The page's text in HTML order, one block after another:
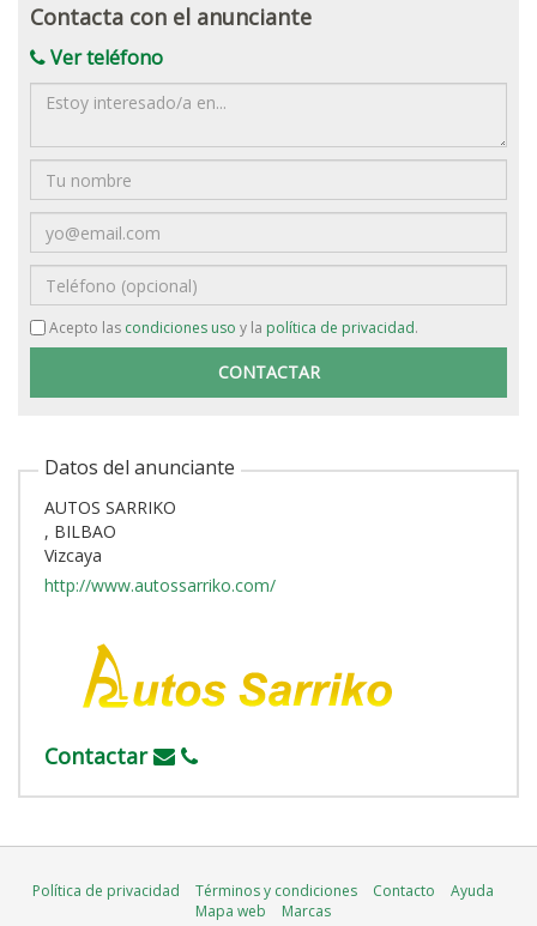
Contacta con el anunciante
Ver teléfono
Mensaje
Nombre
Email
Teléfono
Acepto las condiciones uso y la política de privacidad.
Datos del anunciante
AUTOS SARRIKO
, BILBAO
Vizcaya
http://www.autossarriko.com/
Contactar
Política de privacidad Términos y condiciones Contacto
Ayuda
Mapa web
Marcas